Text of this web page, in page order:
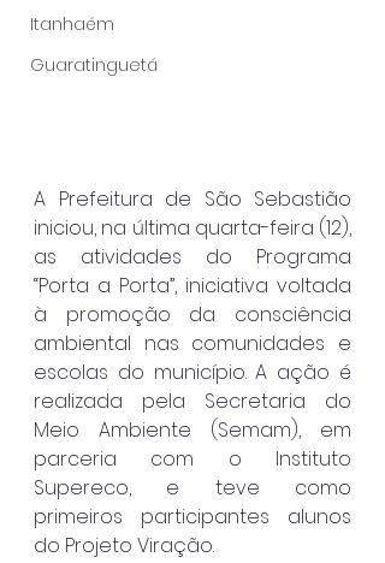
Itanhaém
Guaratinguetá
A Prefeitura de São Sebastião
iniciou, na última quarta-feira (12),
as atividades do Programa
“Porta a Porta”, iniciativa voltada
à promoção da consciência
ambiental nas comunidades e
escolas do município. A ação é
realizada pela Secretaria do
Meio Ambiente (Semam), em
parceria com o Instituto
Supereco, e teve como
primeiros participantes alunos
do Projeto Viração.